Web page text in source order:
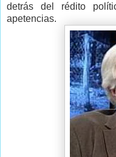
detrás del rédito
apetencias.